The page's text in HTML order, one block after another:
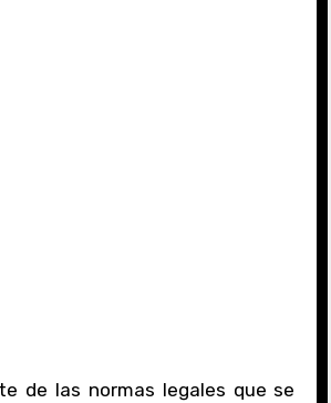
de las normas legales que se